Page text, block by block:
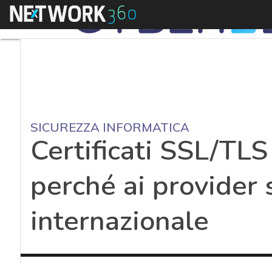
Menu
SICUREZZA INFORMATICA
Certificati SSL/
perché ai provider
internazionale